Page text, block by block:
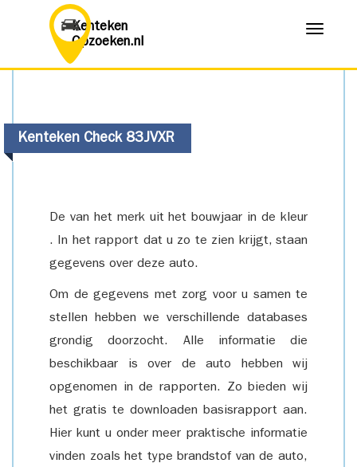
Kenteken
Opzoeken.nl
Menu
Kenteken Check 83JVXR
De van het merk uit het bouwjaar in de kleur
. In het rapport dat u zo te zien krijgt, staan
gegevens over deze auto.
Om de gegevens met zorg voor u samen te
stellen hebben we verschillende databases
grondig doorzocht. Alle informatie die
beschikbaar is over de auto hebben wij
opgenomen in de rapporten. Zo bieden wij
het gratis te downloaden basisrapport aan.
Hier kunt u onder meer praktische informatie
vinden zoals het type brandstof van de auto,